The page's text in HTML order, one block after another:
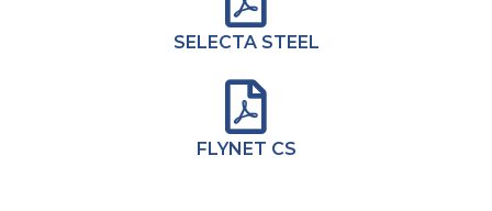
SELECTA STEEL
FLYNET CS